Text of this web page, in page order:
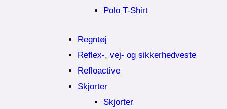
Polo T-Shirt
Regntøj
Reflex-, vej- og sikkerhedveste
Refloactive
Skjorter
Skjorter